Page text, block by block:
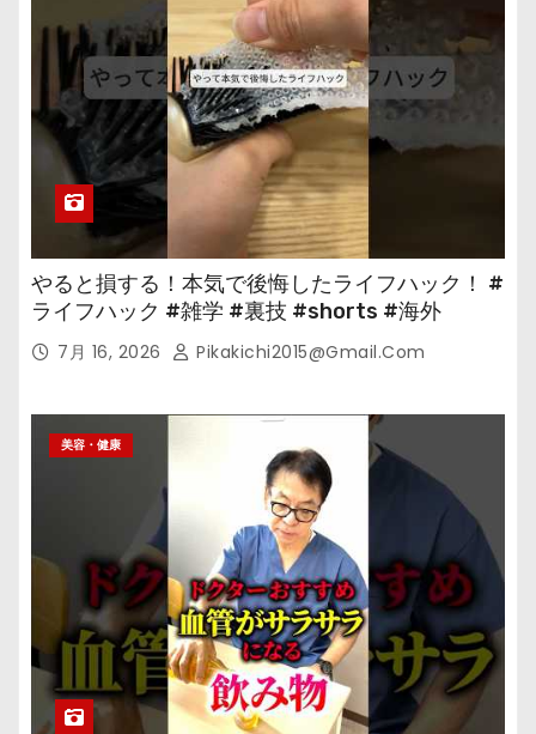
やると損する！本気で後悔したライフハック！ #
ライフハック #雑学 #裏技 #shorts #海外
7月 16, 2026 Pikakichi2015@gmail.com
美容・健康